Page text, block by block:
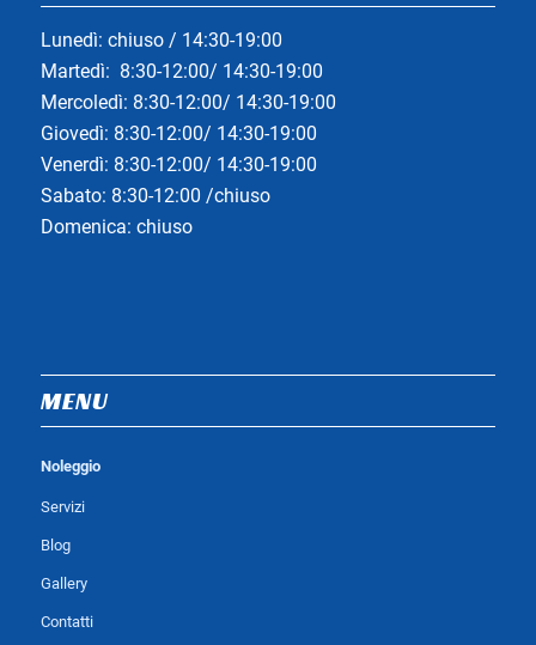
Lunedì: chiuso / 14:30-19:00
Martedì: 8:30-12:00/ 14:30-19:00
Mercoledì: 8:30-12:00/ 14:30-19:00
Giovedì: 8:30-12:00/ 14:30-19:00
Venerdì: 8:30-12:00/ 14:30-19:00
Sabato: 8:30-12:00 /chiuso
Domenica: chiuso
MENU
Noleggio
Servizi
Blog
Gallery
Contatti